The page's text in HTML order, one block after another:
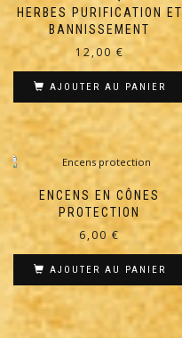
HERBES PURIFICATION ET
BANNISSEMENT
12,00€
AJOUTER AU PANIER
ENCENS EN CÔNES
PROTECTION
6,00€
AJOUTER AU PANIER